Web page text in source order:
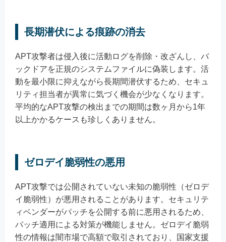
長期潜伏による痕跡の消去
APT攻撃者は侵入後に活動ログを削除・改ざんし、バ
ックドアを正規のシステムファイルに偽装します。活
動を最小限に抑えながら長期間潜伏するため、セキュ
リティ担当者が異常に気づく機会が少なくなります。
平均的なAPT攻撃の検出までの期間は数ヶ月から1年
以上かかるケースも珍しくありません。
ゼロデイ脆弱性の悪用
APT攻撃では公開されていない未知の脆弱性（ゼロデ
イ脆弱性）が悪用されることがあります。セキュリテ
ィベンダーがパッチを公開する前に悪用されるため、
パッチ適用による対策が機能しません。ゼロデイ脆弱
性の情報は闇市場で高額で取引されており、国家支援